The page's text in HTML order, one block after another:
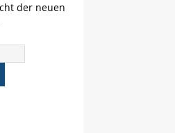
der neuen